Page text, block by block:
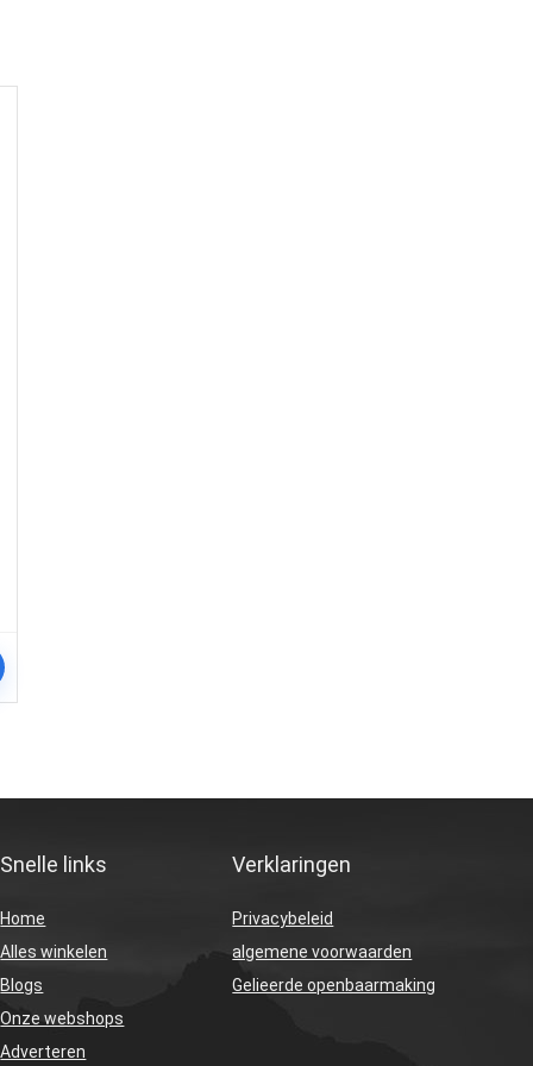
Snelle links
Home
Alles winkelen
Blogs
Onze webshops
Adverteren
Verklaringen
Privacybeleid
algemene voorwaarden
Gelieerde openbaarmaking